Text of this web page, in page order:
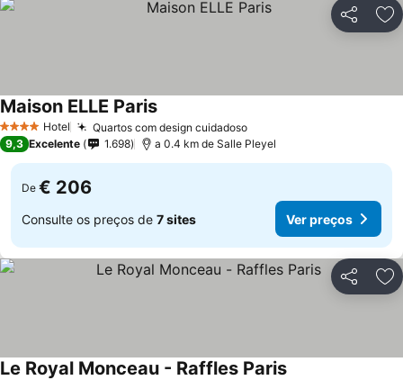
Partilhar
4 EstrelasHotel Quartos com design cuidadoso
Maison ELLE Paris
9,3 Excelente 1.698 a 0.4 km de Salle Pleyel
De € 206
Consulte os preços de 7 sites Ver preços
Partilhar
Le Royal Monceau - Raffles Paris